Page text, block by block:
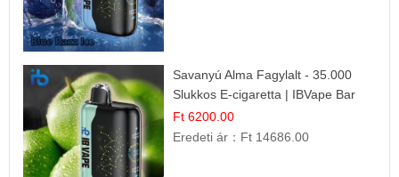
Savanyú Alma Fagylalt - 35.000
Slukkos E-cigaretta | IBVape Bar
Ft 6200.00
Eredeti ár： Ft 14686.00